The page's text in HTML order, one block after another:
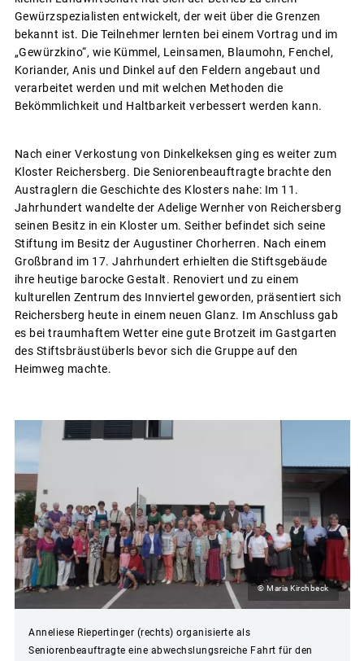
Gewürzspezialisten entwickelt, der weit über die Grenzen
bekannt ist. Die Teilnehmer lernten bei einem Vortrag und im
„Gewürzkino“, wie Kümmel, Leinsamen, Blaumohn, Fenchel,
Koriander, Anis und Dinkel auf den Feldern angebaut und
verarbeitet werden und mit welchen Methoden die
Bekömmlichkeit und Haltbarkeit verbessert werden kann.
Nach einer Verkostung von Dinkelkeksen ging es weiter zum
Kloster Reichersberg. Die Seniorenbeauftragte brachte den
Austraglern die Geschichte des Klosters nahe: Im 11.
Jahrhundert wandelte der Adelige Wernher von Reichersberg
seinen Besitz in ein Kloster um. Seither befindet sich seine
Stiftung im Besitz der Augustiner Chorherren. Nach einem
Großbrand im 17. Jahrhundert erhielten die Stiftsgebäude
ihre heutige barocke Gestalt. Renoviert und zu einem
kulturellen Zentrum des Innviertel geworden, präsentiert sich
Reichersberg heute in einem neuen Glanz. Im Anschluss gab
es bei traumhaftem Wetter eine gute Brotzeit im Gastgarten
des Stiftsbräustüberls bevor sich die Gruppe auf den
Heimweg machte.
© Maria Kirchbeck
Anneliese Riepertinger (rechts) organisierte als
Seniorenbeauftragte eine abwechslungsreiche Fahrt für den